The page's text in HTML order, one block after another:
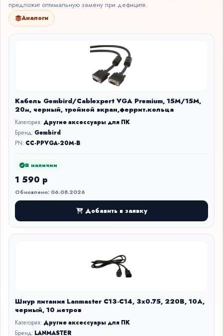
предложит оптимальную замену при дефиците.
Аналоги
Кабель Gembird/Cablexpert VGA Premium, 15M/15M,
20м, черный, тройной экран,феррит.кольца
Категория: Другие аксессуары для ПК
Бренд: Gembird
PN: CC-PPVGA-20M-B
В наличии
1 590 р
Обновлено: 06.08.2026
Добавить в заявку
Шнур питания Lanmaster C13-C14, 3х0.75, 220В, 10А,
черный, 10 метров
Категория: Другие аксессуары для ПК
Бренд: LANMASTER